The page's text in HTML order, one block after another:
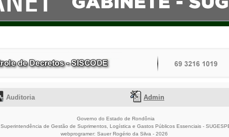
Auditoria Admin
Governo do Estado de Rondônia
Superintendência de Gestão de Suprimentos, Logística e Gastos Públicos Essenciais -
webprogramer: Sauer Rogério da Silva - 2026